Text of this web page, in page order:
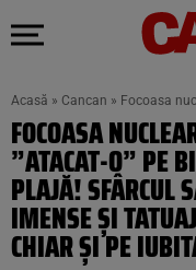
Acasă » Cancan » Focoasa
FOCOASA
”ATACAT-O” PE
PLAJĂ! SFÂRCUL
IMENSE ȘI
CHIAR ȘI PE